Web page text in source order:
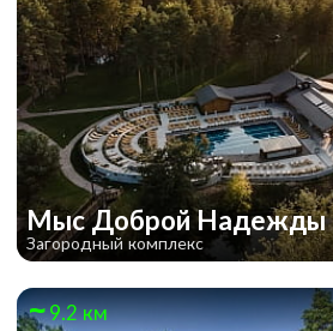
Мыс Доброй Надежды
Загородный комплекс
9.2 км